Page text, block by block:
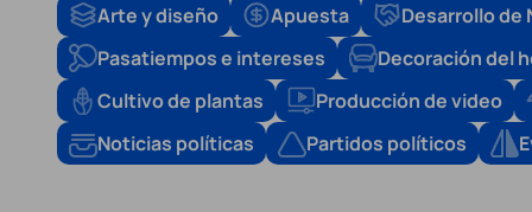
Arte y diseño Apuesta
Desarrollo de
Pasatiempos e intereses
Decoración del
Cultivo de plantas
Producción de video
Noticias políticas
Partidos políticos